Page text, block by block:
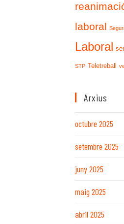
laboral
Laboral
STP Teletreball
Arxius
octubre 2025
setembre 2025
juny 2025
maig 2025
abril 2025